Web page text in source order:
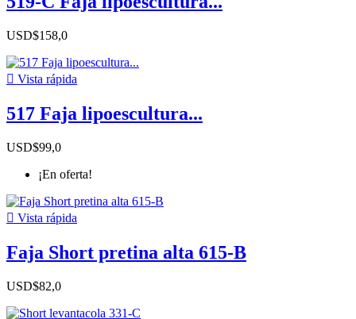
USD$158,0
 Vista rápida
517 Faja lipoescultura...
USD$99,0
¡En oferta!
 Vista rápida
Faja Short pretina alta 615-B
USD$82,0